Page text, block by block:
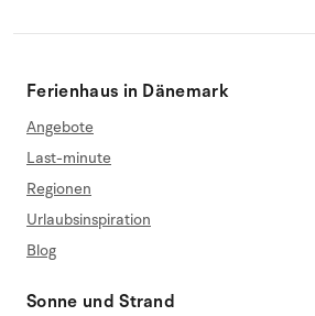
Ferienhaus in Dänemark
Angebote
Last-minute
Regionen
Urlaubsinspiration
Blog
Sonne und Strand